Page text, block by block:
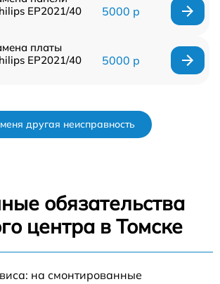
EP2021/40
5000 р
платы
EP2021/40
5000 р
другая неисправность
обязательства
центра в Томске
на смонтированные